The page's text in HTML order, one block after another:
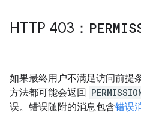
HTTP 403：
如果最终用户不满足访问前提
方法都可能会返回
误。错误随附的消息包含错误